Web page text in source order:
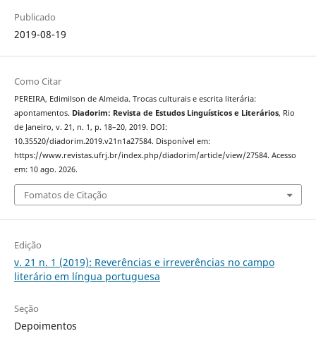
Publicado
2019-08-19
Como Citar
PEREIRA, Edimilson de Almeida. Trocas culturais e escrita literária:
apontamentos. Diadorim: Revista de Estudos Linguísticos e Literários, Rio
de Janeiro, v. 21, n. 1, p. 18–20, 2019. DOI:
10.35520/diadorim.2019.v21n1a27584. Disponível em:
https://www.revistas.ufrj.br/index.php/diadorim/article/view/27584. Acesso
em: 10 ago. 2026.
Fomatos de Citação
Edição
v. 21 n. 1 (2019): Reverências e irreverências no campo
literário em língua portuguesa
Seção
Depoimentos